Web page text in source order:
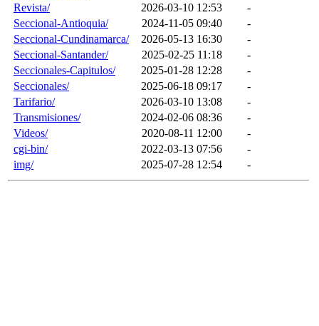
Revista/
2026-03-10 12:53
-
Seccional-Antioquia/
2024-11-05 09:40
-
Seccional-Cundinamarca/
2026-05-13 16:30
-
Seccional-Santander/
2025-02-25 11:18
-
Seccionales-Capitulos/
2025-01-28 12:28
-
Seccionales/
2025-06-18 09:17
-
Tarifario/
2026-03-10 13:08
-
Transmisiones/
2024-02-06 08:36
-
Videos/
2020-08-11 12:00
-
cgi-bin/
2022-03-13 07:56
-
img/
2025-07-28 12:54 -